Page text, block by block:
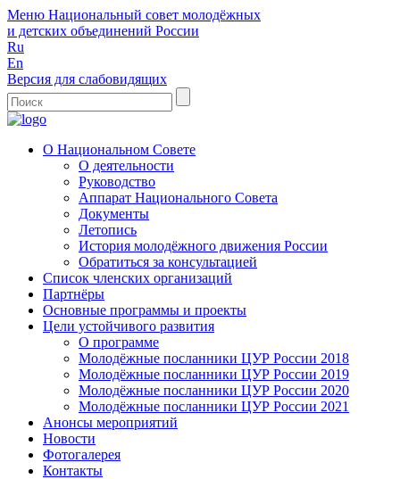
Меню Национальный совет молодёжных
и детских объединений России
Ru
En
Версия для слабовидящих
О Национальном Совете
О деятельности
Руководство
Аппарат Национального Совета
Документы
Летопись
История молодёжного движения России
Обратиться за консультацией
Список членских организаций
Партнёры
Основные программы и проекты
Цели устойчивого развития
О программе
Молодёжные посланники ЦУР России 2018
Молодёжные посланники ЦУР России 2019
Молодёжные посланники ЦУР России 2020
Молодёжные посланники ЦУР России 2021
Анонсы мероприятий
Новости
Фотогалерея
Контакты